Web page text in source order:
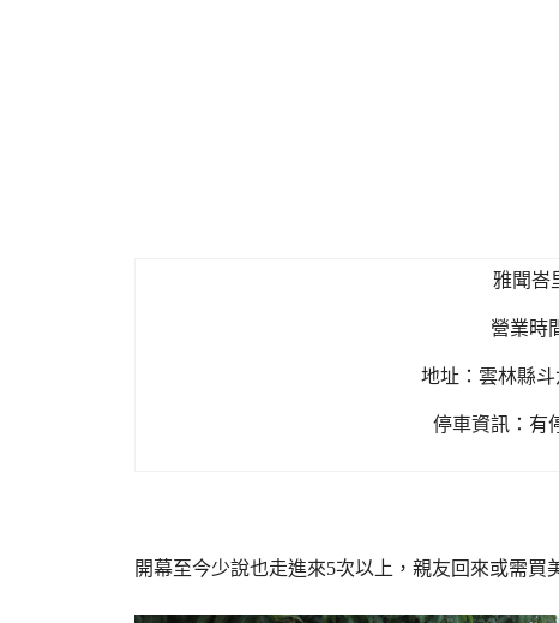
雅聞峇
營業時
地址：雲林縣
停車資訊：有
開幕至今少說也走進來5次以上，親友回來或需買